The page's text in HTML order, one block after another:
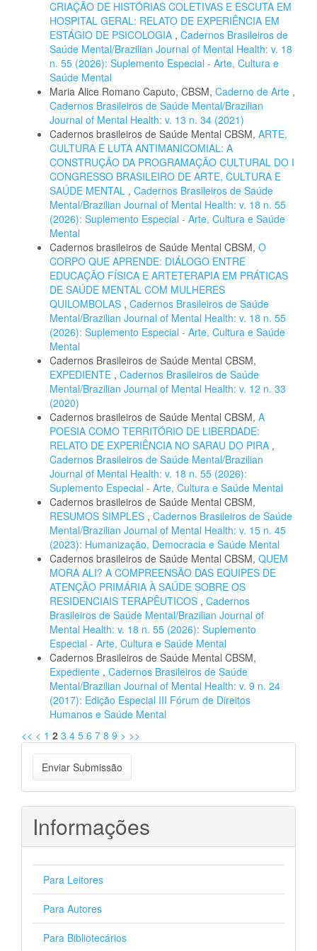
CRIAÇÃO DE HISTÓRIAS COLETIVAS E ESCUTA EM
HOSPITAL GERAL: RELATO DE EXPERIÊNCIA EM
ESTÁGIO DE PSICOLOGIA , Cadernos Brasileiros de
Saúde Mental/Brazilian Journal of Mental Health: v. 18
n. 55 (2026): Suplemento Especial - Arte, Cultura e
Saúde Mental
Maria Alice Romano Caputo, CBSM, Caderno de Arte ,
Cadernos Brasileiros de Saúde Mental/Brazilian
Journal of Mental Health: v. 13 n. 34 (2021)
Cadernos brasileiros de Saúde Mental CBSM, ARTE,
CULTURA E LUTA ANTIMANICOMIAL: A
CONSTRUÇÃO DA PROGRAMAÇÃO CULTURAL DO I
CONGRESSO BRASILEIRO DE ARTE, CULTURA E
SAÚDE MENTAL , Cadernos Brasileiros de Saúde
Mental/Brazilian Journal of Mental Health: v. 18 n. 55
(2026): Suplemento Especial - Arte, Cultura e Saúde
Mental
Cadernos brasileiros de Saúde Mental CBSM, O
CORPO QUE APRENDE: DIÁLOGO ENTRE
EDUCAÇÃO FÍSICA E ARTETERAPIA EM PRÁTICAS
DE SAÚDE MENTAL COM MULHERES
QUILOMBOLAS , Cadernos Brasileiros de Saúde
Mental/Brazilian Journal of Mental Health: v. 18 n. 55
(2026): Suplemento Especial - Arte, Cultura e Saúde
Mental
Cadernos Brasileiros de Saúde Mental CBSM,
EXPEDIENTE , Cadernos Brasileiros de Saúde
Mental/Brazilian Journal of Mental Health: v. 12 n. 33
(2020)
Cadernos brasileiros de Saúde Mental CBSM, A
POESIA COMO TERRITÓRIO DE LIBERDADE:
RELATO DE EXPERIÊNCIA NO SARAU DO PIRA ,
Cadernos Brasileiros de Saúde Mental/Brazilian
Journal of Mental Health: v. 18 n. 55 (2026):
Suplemento Especial - Arte, Cultura e Saúde Mental
Cadernos brasileiros de Saúde Mental CBSM,
RESUMOS SIMPLES , Cadernos Brasileiros de Saúde
Mental/Brazilian Journal of Mental Health: v. 15 n. 45
(2023): Humanização, Democracia e Saúde Mental
Cadernos brasileiros de Saúde Mental CBSM, QUEM
MORA ALI? A COMPREENSÃO DAS EQUIPES DE
ATENÇÃO PRIMÁRIA À SAÚDE SOBRE OS
RESIDENCIAIS TERAPÊUTICOS , Cadernos
Brasileiros de Saúde Mental/Brazilian Journal of
Mental Health: v. 18 n. 55 (2026): Suplemento
Especial - Arte, Cultura e Saúde Mental
Cadernos Brasileiros de Saúde Mental CBSM,
Expediente , Cadernos Brasileiros de Saúde
Mental/Brazilian Journal of Mental Health: v. 9 n. 24
(2017): Edição Especial III Fórum de Direitos
Humanos e Saúde Mental
<< < 1 2 3 4 5 6 7 8 9 > >>
Enviar
Submissão
Enviar Submissão
Informações
Para Leitores
Para Autores
Para Bibliotecários